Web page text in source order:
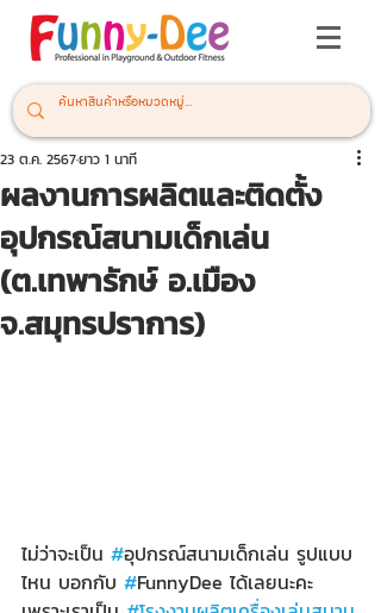
ผลงานการผลิตและติดตั้ง
อุปกรณ์สนามเด็กเล่น
(ต.เทพารักษ์ อ.เมือง
จ.สมุทรปราการ)
23 ต.ค. 2567ยาว 1 นาที
ไม่ว่าจะเป็น #อุปกรณ์สนามเด็กเล่น รูปแบบ
ไหน บอกกับ #FunnyDee ได้เลยนะคะ